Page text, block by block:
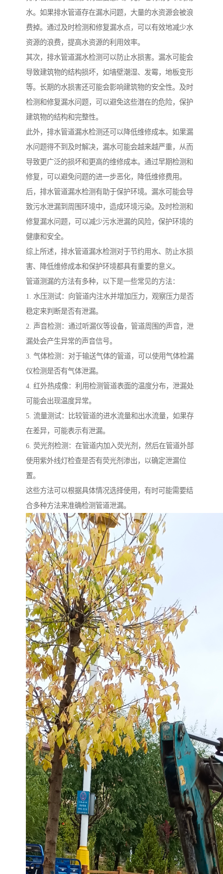
水。如果排水管道存在漏水问题，大量的水资源会被浪
费掉。通过及时检测和修复漏水点，可以有效地减少水
资源的浪费，提高水资源的利用效率。
其次，排水管道漏水检测可以防止水损害。漏水可能会
导致建筑物的结构损坏，如墙壁潮湿、发霉，地板变形
等。长期的水损害还可能会影响建筑物的安全性。及时
检测和修复漏水问题，可以避免这些潜在的危险，保护
建筑物的结构和完整性。
此外，排水管道漏水检测还可以降低维修成本。如果漏
水问题得不到及时解决，漏水可能会越来越严重，从而
导致更广泛的损坏和更高的维修成本。通过早期检测和
修复，可以避免问题的进一步恶化，降低维修费用。
后，排水管道漏水检测有助于保护环境。漏水可能会导
致污水泄漏到周围环境中，造成环境污染。及时检测和
修复漏水问题，可以减少污水泄漏的风险，保护环境的
健康和安全。
综上所述，排水管道漏水检测对于节约用水、防止水损
害、降低维修成本和保护环境都具有重要的意义。
管道测漏的方法有多种，以下是一些常见的方法：
1. 水压测试：向管道内注水并增加压力，观察压力是否
稳定来判断是否有泄漏。
2. 声音检测：通过听漏仪等设备，管道周围的声音，泄
漏处会产生异常的声音信号。
3. 气体检测：对于输送气体的管道，可以使用气体检漏
仪检测是否有气体泄漏。
4. 红外热成像：利用检测管道表面的温度分布，泄漏处
可能会出现温度异常。
5. 流量测试：比较管道的进水流量和出水流量，如果存
在差异，可能表示有泄漏。
6. 荧光剂检测：在管道内加入荧光剂，然后在管道外部
使用紫外线灯检查是否有荧光剂渗出，以确定泄漏位
置。
这些方法可以根据具体情况选择使用，有时可能需要结
合多种方法来准确检测管道泄漏。